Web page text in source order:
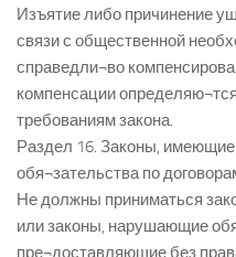
Изъятие либо причинение
связи с общественной
справедли¬во
компенсации
требованиям закона.
Раздел 16. Законы,
обя¬зательства по
Не должны приниматься
или законы, нарушающие